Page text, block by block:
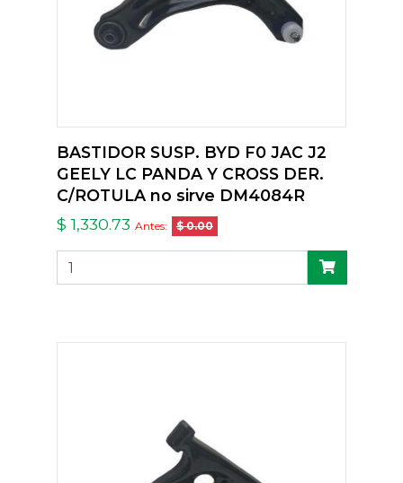
BASTIDOR SUSP. BYD F0 JAC J2
GEELY LC PANDA Y CROSS DER.
C/ROTULA no sirve DM4084R
$ 1,330.73 Antes: $ 0.00